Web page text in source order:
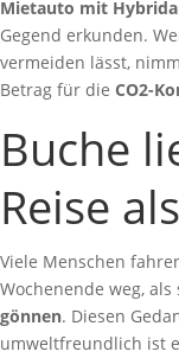
Mietauto mit
Gegend erkunden.
vermeiden lässt,
Betrag für die CO2-
Buche
Reise
Viele Menschen
Wochenende weg,
gönnen. Diesen
umweltfreundlich ist